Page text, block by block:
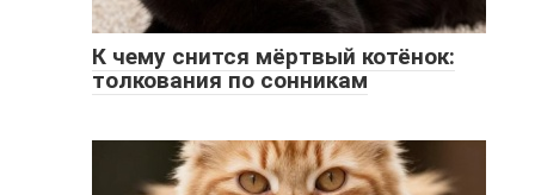
К чему снится мёртвый котёнок:
толкования по сонникам